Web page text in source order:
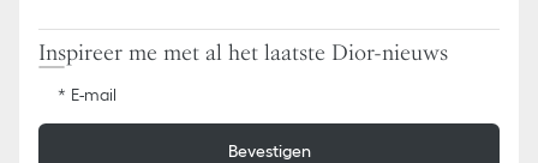
Inspireer me met al het laatste Dior-nieuws
E-mail
Bevestigen